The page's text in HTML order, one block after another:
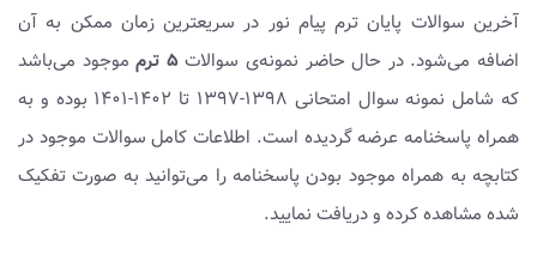
آخرین سوالات پایان ترم پیام نور در سریعترین زمان ممکن به آن
اضافه می‌شود. در حال حاضر نمونه‌ی سوالات۵ ترم
موجود می‌باشد
که شامل نمونه سوال امتحانی ۱۳۹۸-۱۳۹۷ تا ۱۴۰۲-۱۴۰۱ بوده و به
همراه پاسخنامه عرضه گردیده است. اطلاعات کامل سوالات موجود در
کتابچه به همراه موجود بودن پاسخنامه را می‌توانید به صورت تفکیک
شده مشاهده کرده و دریافت نمایید.